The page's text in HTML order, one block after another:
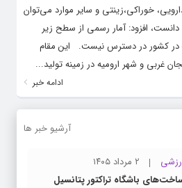
خوراکی،زینتی و سایر موارد می‌توان
افزود: آمار رسمی از سطح زیر
کشور در دسترس نیست. این مقام
غربی و شهر ارومیه در زمینه تولید...
ادامه خبر
آرشیو خبر ها
۲ مرداد ۱۴۰۵
باشگاه تراکتور پتانسیل